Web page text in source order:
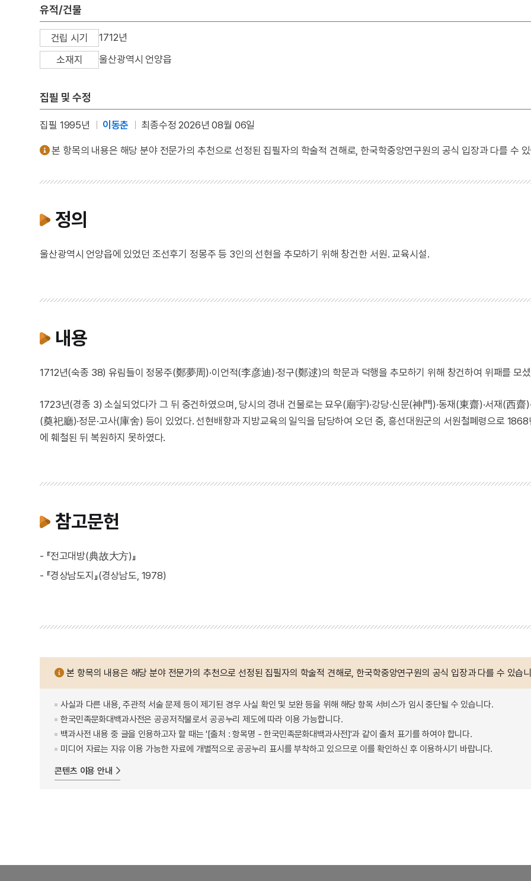
유적/건물
건립 시기
1712년
소재지
울산광역시 언양읍
집필 및 수정
집필 1995년 이동춘 최종수정 2026년 08월 06일
본 항목의 내용은 해당 분야 전문가의 추천으로 선정된 집필자의 학술적 견해로, 한국학중앙연구원의 공식 입장과 다를 수
정의
울산광역시 언양읍에 있었던 조선후기 정몽주 등 3인의 선현을 추모하기 위해 창건한 서원. 교육시설.
내용
1712년(숙종 38) 유림들이 정몽주(鄭夢周)·이언적(李彦迪)·정구(鄭逑)의 학문과 덕행을 추모하기 위해 창건하여 위패를 모
1723년(경종 3) 소실되었다가 그 뒤 중건하였으며, 당시의 경내 건물로는 묘우(廟宇)·강당·신문(神門)·동재(東齋)·서재(西齋
(奠祀廳)·정문·고사(庫舍) 등이 있었다. 선현배향과 지방교육의 일익을 담당하여 오던 중, 흥선대원군의 서원철폐령으로
에 훼철된 뒤 복원하지 못하였다.
참고문헌
- 『전고대방(典故大方)』
- 『경상남도지』(경상남도, 1978)
본 항목의 내용은 해당 분야 전문가의 추천으로 선정된 집필자의 학술적 견해로, 한국학중앙연구원의 공식 입장과 다를 수 있습
사실과 다른 내용, 주관적 서술 문제 등이 제기된 경우 사실 확인 및 보완 등을 위해 해당 항목 서비스가 임시 중단될 수 있습니다.
한국민족문화대백과사전은 공공저작물로서 공공누리 제도에 따라 이용 가능합니다.
백과사전 내용 중 글을 인용하고자 할 때는 '[출처 : 항목명 - 한국민족문화대백과사전]'과 같이 출처 표기를 하여야 합니다.
미디어 자료는 자유 이용 가능한 자료에 개별적으로 공공누리 표시를 부착하고 있으므로 이를 확인하신 후 이용하시기 바랍니다.
콘텐츠 이용 안내